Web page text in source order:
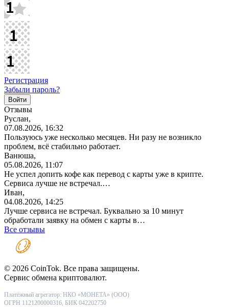
Регистрация
Забыли пароль?
Отзывы
Руслан,
07.08.2026, 16:32
Пользуюсь уже несколько месяцев. Ни разу не возникло
проблем, всё стабильно работает.
Ванюша,
05.08.2026, 11:07
Не успел допить кофе как перевод с карты уже в крипте.
Сервиса лучше не встречал.…
Иван,
04.08.2026, 14:25
Лучше сервиса не встречал. Буквально за 10 минут
обработали заявку на обмен с карты в…
Все отзывы
© 2026 CoinTok. Все права защищены.
Сервис обмена криптовалют.
Платёжный агрегатор: НКО «МОНЕТА» (ООО)
ОГРН 1121200000316, БИК 042202750